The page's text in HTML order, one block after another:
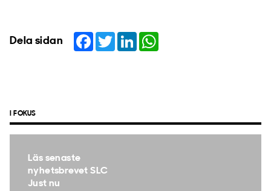
Dela sidan Facebook
TwitterLinkedIn
I FOKUS
Läs senaste
nyhetsbrevet SLC
Just nu